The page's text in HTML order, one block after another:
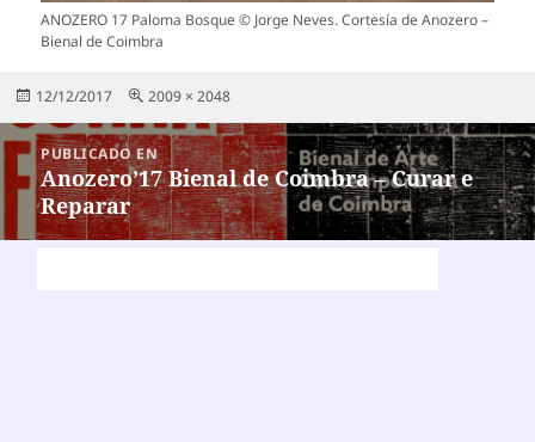
ANOZERO 17 Paloma Bosque © Jorge Neves. Cortesía de Anozero –
Bienal de Coimbra
Publicado
12/12/2017
Tamaño
2009 × 2048
Navegación
de
entradas
PUBLICADO EN
Anozero’17 Bienal de Coimbra – Curar e
Reparar